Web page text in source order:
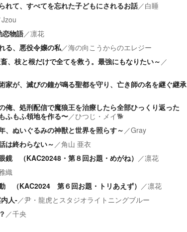
れて、すべてを忘れた子どもにされるお話／白睡
Jzou
恋物語／凛花
る、悪役令嬢の私／海の向こうからのエレジー
、枝と根だけで全てを救う。最強にもなりたい～ ／
が、滅びの鐘が鳴る聖都を守り、亡き師の名を継ぐ継承
俺、処刑配信で魔狼王を治療したら全部ひっくり返った
ふもふ領地を作る〜／ひつじ・メイ🐕️
ぬいぐるみの神獣と世界を照らす～ ／Gray
は終わらない～ ／角山 亜衣
鏡 （KAC20248・第８回お題・めがね） ／凛花
織
（KAC2024 第６回お題・トリあえず） ／凛花
人‐／尹・龍虎とスタジオライトニングブルー
／千央